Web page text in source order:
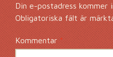
Din e-postadress kommer
Obligatoriska fält är
Kommentar*